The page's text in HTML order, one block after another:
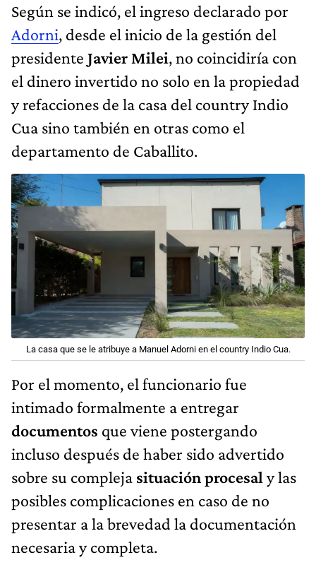
Según se indicó, el ingreso declarado por
Adorni, desde el inicio de la gestión del
presidente Javier Milei, no coincidiría con
el dinero invertido no solo en la propiedad
y refacciones de la casa del country Indio
Cua sino también en otras como el
departamento de Caballito.
La casa que se le atribuye a Manuel Adorni en el country Indio Cua.
Por el momento, el funcionario fue
intimado formalmente a entregar
documentos que viene postergando
incluso después de haber sido advertido
sobre su compleja situación procesal y las
posibles complicaciones en caso de no
presentar a la brevedad la documentación
necesaria y completa.